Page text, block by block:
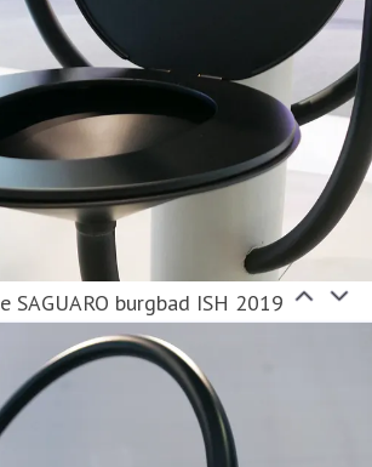
SAGUARO burgbad ISH 2019